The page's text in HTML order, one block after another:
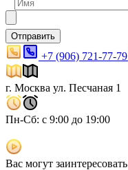
Отправить
+7 (906) 721-77-79
г. Москва ул. Песчаная 1
Пн-Сб: с 9:00 до 19:00
Вас могут заинтересовать